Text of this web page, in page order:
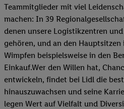
Teammitglieder mit viel
machen: In 39
denen unsere Logistikzentren
gehören, und an den
Wimpfen beispielsweise in den
Einkauf.Wer den Willen hat,
entwickeln, findet bei Lidl die
hinauszuwachsen und seine
legen Wert auf Vielfalt und